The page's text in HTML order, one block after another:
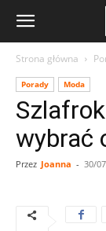
Strona główna
Porady Moda
wybrać
Przez Joanna - 30/